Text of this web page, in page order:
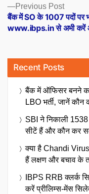
Previous Post
post:
बैंक में SO के 1007 पदों पर
www.ibps.in से अभी करें
Recent Posts
बैंक में ऑफिसर बनने का
LBO भर्ती, जानें
SBI ने निकाली 1538
सीटें हैं और कौन कर
क्या है Chandi
हैं लक्षण और बचाव के
IBPS RRB क्लर्क
करें प्रीलिम्स-मेंस